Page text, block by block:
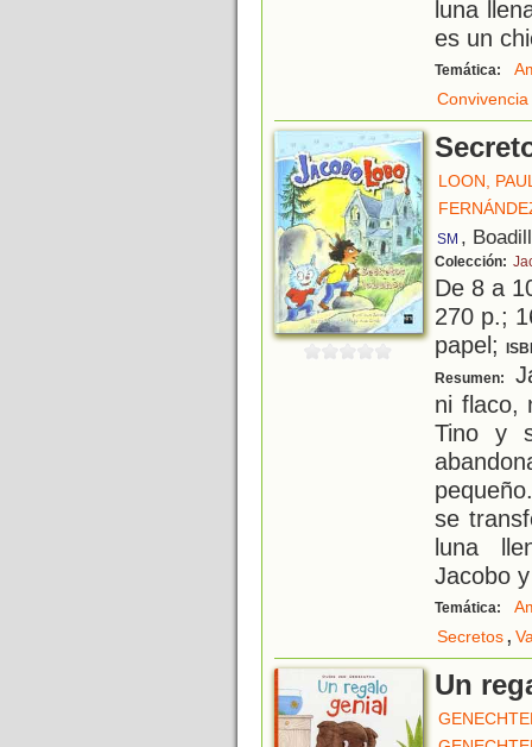
luna
es un
Temática:
Convivencia
LOON,
SM ,
Colección:
De 8 a
270 p.;
papel;
Resumen:
ni flaco,
Tino y
se
luna
Jacobo
Temática:
Secretos,
Un